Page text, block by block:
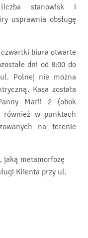
liczba stanowisk i
usprawnia obsługę
czwartki biura otwarte
dni od 8:00 do
Polnej nie można
Kasa została
Marii 2 (obok
również w punktach
na terenie
jaką metamorfozę
Klienta przy ul.